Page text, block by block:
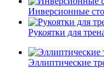
Инверсионные
Рукоятки для
Эллиптические